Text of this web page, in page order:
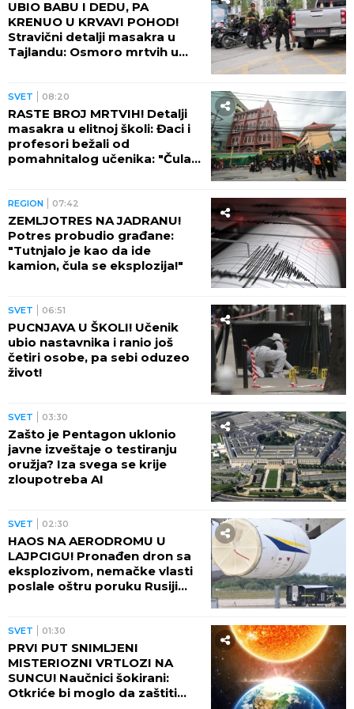
by Aklamator
SVET
SUKOB ITALIJE I ŠPANIJE!
Madrid postavio ultimatum
Rimu - Sančez dao rok od 48
sati Meloni da povuče ovu
odluku, ona kratko rekla da
RESTRIKCIJE VODE U
OMILJENOM LETOVALIŠTU
SRBA U CRNOJ GORI! Turisti
besni, prete da će otići i
otkazati smeštaj - POTPUNO
"SLEDEĆI PUT NIGDE BEZ
KLJUČEVA!" Marko zaboravio
ženu na granici i krenuo ka
Nemačkoj - JELENA OTIŠLA
DO TOALETA, PA DOŽIVELA
TRI MUSLIMANSKE ZEMLJE
PRAVE PAKT?! Šta to Erdogan
sprema - očekuje se zvaničan
potpis!
ISPALIO 26 METAKA U ŠKOLI!
Isplivali PRVI SNIMCI krvavog
masakra - deca ležala na podu
učionice i zapomagala!
(VIDEO)
UBIO BABU I DEDU, PA
KRENUO U KRVAVI POHOD!
Stravični detalji masakra u
Tajlandu: Osmoro mrtvih u
školi, najmanje 15 osoba